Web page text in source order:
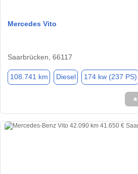
Mercedes Vito
Saarbrücken, 66117
108.741 km Diesel 174 kw (237 PS)
★